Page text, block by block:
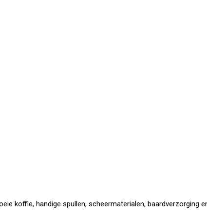
koffie, handige spullen, scheermaterialen, baardverzorging